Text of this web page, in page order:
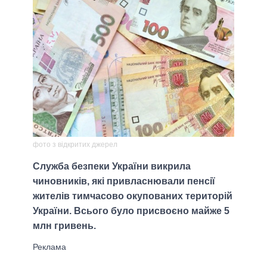
фото з відкритих джерел
Служба безпеки України викрила
чиновників, які привласнювали пенсії
жителів тимчасово окупованих територій
України. Всього було присвоєно майже 5
млн гривень.